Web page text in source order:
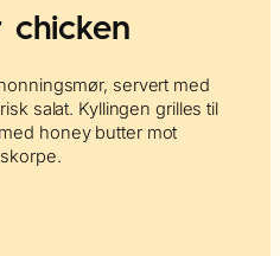
servert med
salat. Kyllingen grilles til
honey butter mot